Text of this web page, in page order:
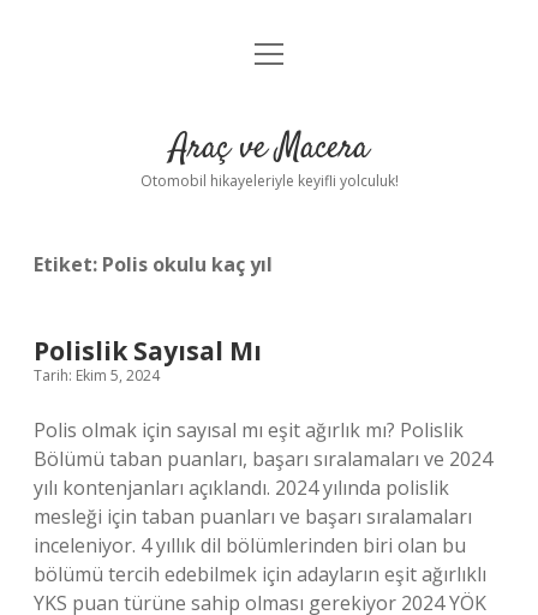
Anasayfa
Yasal Uyarı
menüyü
Araç ve Macera
Otomobil hikayeleriyle keyifli yolculuk!
Etiket: Polis okulu kaç yıl
Polislik Sayısal Mı
Tarih: Ekim 5, 2024
Polis olmak için sayısal mı eşit ağırlık mı? Polislik
Bölümü taban puanları, başarı sıralamaları ve 2024
yılı kontenjanları açıklandı. 2024 yılında polislik
mesleği için taban puanları ve başarı sıralamaları
inceleniyor. 4 yıllık dil bölümlerinden biri olan bu
bölümü tercih edebilmek için adayların eşit ağırlıklı
YKS puan türüne sahip olması gerekiyor 2024 YÖK